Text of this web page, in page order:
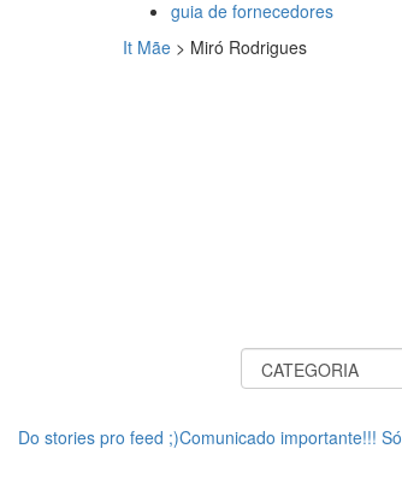
guia de fornecedores
It Mãe > Miró Rodrigues
Do stories pro feed ;)Comunicado importante!!! Só